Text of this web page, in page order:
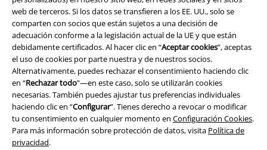
web de terceros. Si los datos se transfieren a los EE. UU., solo se
comparten con socios que están sujetos a una decisión de
adecuación conforme a la legislación actual de la UE y que están
debidamente certificados. Al hacer clic en “Aceptar cookies”, aceptas
el uso de cookies por parte nuestra y de nuestros socios.
Alternativamente, puedes rechazar el consentimiento haciendo clic
en “Rechazar todo”—en este caso, solo se utilizarán cookies
necesarias. También puedes ajustar tus preferencias individuales
haciendo clic en “Configurar”. Tienes derecho a revocar o modificar
tu consentimiento en cualquier momento en Configuración Cookies.
Para más información sobre protección de datos, visita Política de
privacidad.
Legal
Términos y Condiciones
Aviso Legal
Ley protección de datos
Eliminación de residuos y protección del medioambiente
Declaración de Conformidad